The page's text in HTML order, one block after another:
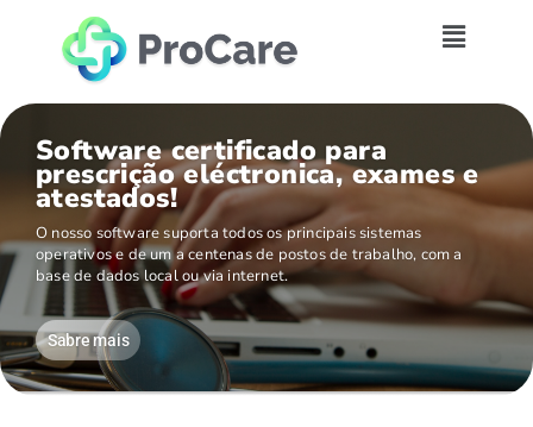
Software certificado para
prescrição eléctronica, exames e
atestados!
O nosso software suporta todos os principais sistemas
operativos e de um a centenas de postos de trabalho, com a
base de dados local ou via internet.
Sabre mais